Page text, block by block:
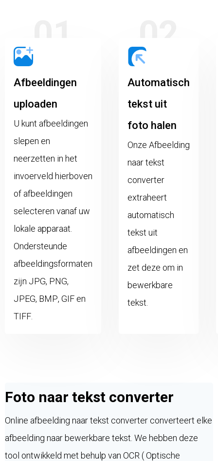
Afbeeldingen
uploaden
U kunt afbeeldingen
slepen en
neerzetten in het
invoerveld hierboven
of afbeeldingen
selecteren vanaf uw
lokale apparaat.
Ondersteunde
afbeeldingsformaten
zijn JPG, PNG,
JPEG, BMP, GIF en
TIFF.
Automatisch
tekst uit
foto halen
Onze Afbeelding
naar tekst
converter
extraheert
automatisch
tekst uit
afbeeldingen en
zet deze om in
bewerkbare
tekst.
Foto naar tekst converter
Online afbeelding naar tekst converter converteert elke
afbeelding naar bewerkbare tekst. We hebben deze
tool ontwikkeld met behulp van OCR ( Optische